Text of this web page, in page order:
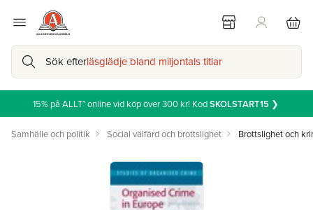
Sök efterläsglädje bland miljontals titlar
15% på ALLT* online vid köp över 300 kr! KodSKOLSTART15❯
Samhälle och politik Social välfärd och brottslighet Brottslighet och